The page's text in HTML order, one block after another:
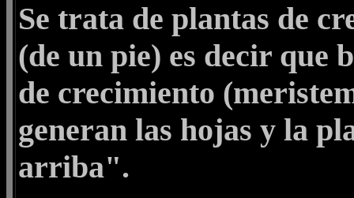
Se trata de plantas de
(de un pie) es decir que
de crecimiento
generan las hojas y la
arriba".